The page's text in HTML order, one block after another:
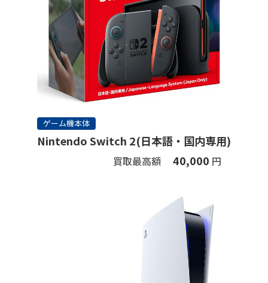
ゲーム機本体
Nintendo Switch 2(日本語・国内専用)
買取最高額 40,000 円